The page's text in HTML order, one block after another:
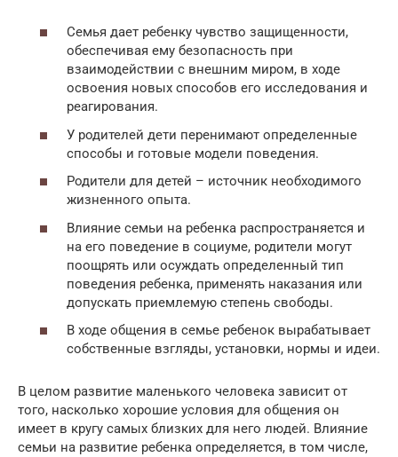
Семья дает ребенку чувство защищенности,
обеспечивая ему безопасность при
взаимодействии с внешним миром, в ходе
освоения новых способов его исследования и
реагирования.
У родителей дети перенимают определенные
способы и готовые модели поведения.
Родители для детей – источник необходимого
жизненного опыта.
Влияние семьи на ребенка распространяется и
на его поведение в социуме, родители могут
поощрять или осуждать определенный тип
поведения ребенка, применять наказания или
допускать приемлемую степень свободы.
В ходе общения в семье ребенок вырабатывает
собственные взгляды, установки, нормы и идеи.
В целом развитие маленького человека зависит от
того, насколько хорошие условия для общения он
имеет в кругу самых близких для него людей. Влияние
семьи на развитие ребенка определяется, в том числе,